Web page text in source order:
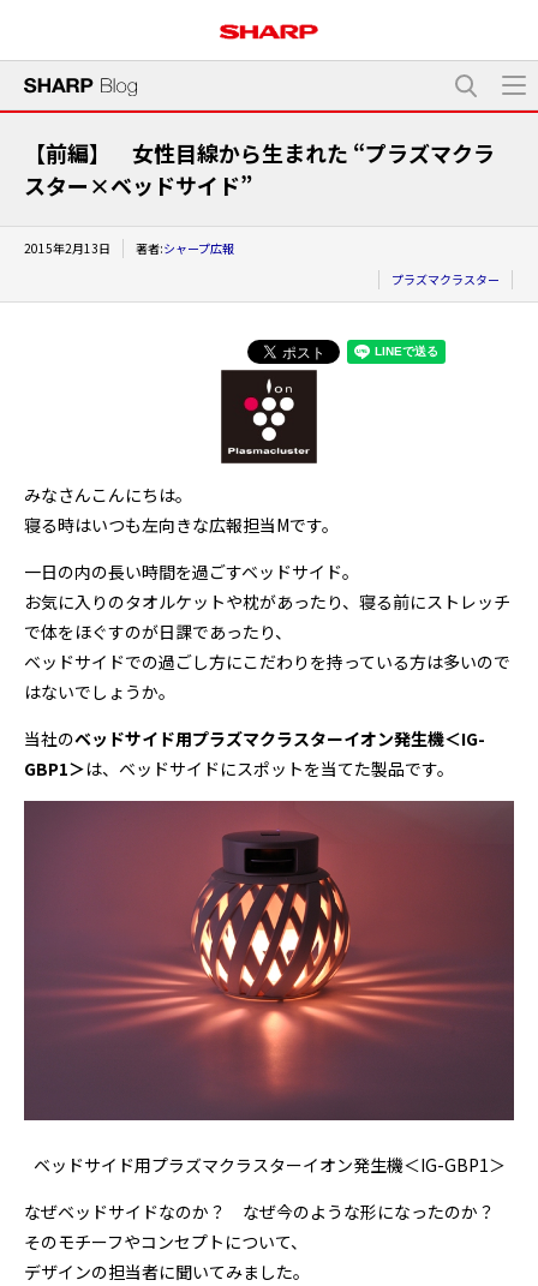
【前編】 女性目線から生まれた “プラズマクラ
スター×ベッドサイド”
2015年2月13日 著者:シャープ広報
プラズマクラスター
みなさんこんにちは。
寝る時はいつも左向きな広報担当Mです。
一日の内の長い時間を過ごすベッドサイド。
お気に入りのタオルケットや枕があったり、寝る前にストレッチ
で体をほぐすのが日課であったり、
ベッドサイドでの過ごし方にこだわりを持っている方は多いので
はないでしょうか。
当社のベッドサイド用プラズマクラスターイオン発生機＜IG-
GBP1＞は、ベッドサイドにスポットを当てた製品です。
ベッドサイド用プラズマクラスターイオン発生機＜IG-GBP1＞
なぜベッドサイドなのか？ なぜ今のような形になったのか？
そのモチーフやコンセプトについて、
デザインの担当者に聞いてみました。